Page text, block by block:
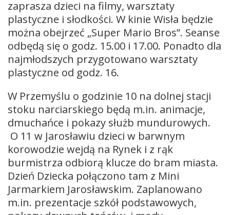
zaprasza dzieci na filmy, warsztaty
plastyczne i słodkości. W kinie Wisła będzie
można obejrzeć „Super Mario Bros”. Seanse
odbędą się o godz. 15.00 i 17.00. Ponadto dla
najmłodszych przygotowano warsztaty
plastyczne od godz. 16.
W Przemyślu o godzinie 10 na dolnej stacji
stoku narciarskiego będą m.in. animacje,
dmuchańce i pokazy służb mundurowych.
O 11 w Jarosławiu dzieci w barwnym
korowodzie wejdą na Rynek i z rąk
burmistrza odbiorą klucze do bram miasta.
Dzień Dziecka połączono tam z Mini
Jarmarkiem Jarosławskim. Zaplanowano
m.in. prezentacje szkół podstawowych,